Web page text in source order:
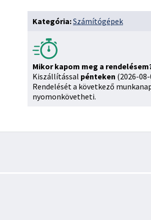
Kategória:Számítógépek
Mikor kapom meg a
Kiszállítással pénteken (2026-
Rendelését a következő
nyomonkövetheti.